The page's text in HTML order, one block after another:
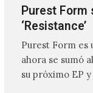
Purest Form
‘Resistance’
Purest Form es
ahora se sumó
su próximo EP